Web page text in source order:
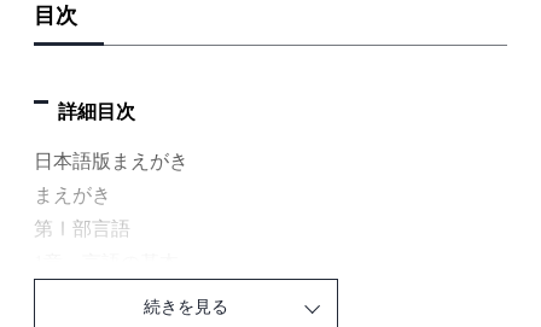
目次
詳細目次
日本語版まえがき
まえがき
第Ⅰ部言語
1.1 Cの特徴
続きを見る